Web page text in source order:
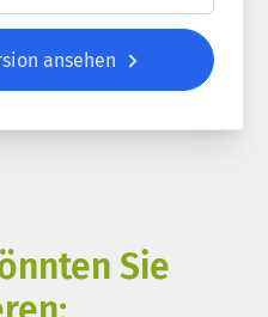
ansehen
Sie